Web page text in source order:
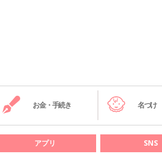
お金・手続き 名づけ
アプリ SNS